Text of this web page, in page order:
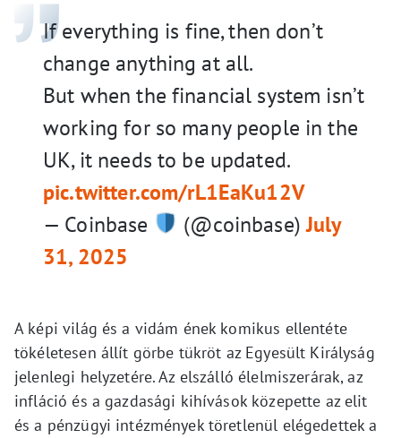
If everything is fine, then don’t
change anything at all.
But when the financial system isn’t
working for so many people in the
UK, it needs to be updated.
pic.twitter.com/rL1EaKu12V
— Coinbase
(@coinbase)July
31, 2025
A képi világ és a vidám ének komikus ellentéte
tökéletesen állít görbe tükröt az Egyesült Királyság
jelenlegi helyzetére. Az elszálló élelmiszerárak, az
infláció és a gazdasági kihívások közepette az elit
és a pénzügyi intézmények töretlenül elégedettek a